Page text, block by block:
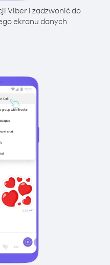
Viber i zadzwonić do
ekranu danych